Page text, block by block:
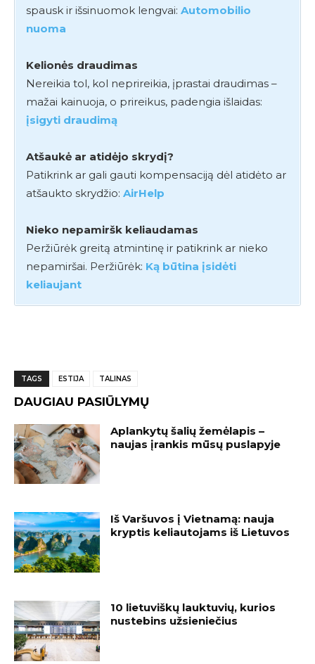
spausk ir išsinuomok lengvai: Automobilio
nuoma
Kelionės draudimas
Nereikia tol, kol neprireikia, įprastai draudimas –
mažai kainuoja, o prireikus, padengia išlaidas:
įsigyti draudimą
Atšaukė ar atidėjo skrydį?
Patikrink ar gali gauti kompensaciją dėl atidėto ar
atšaukto skrydžio: AirHelp
Nieko nepamiršk keliaudamas
Peržiūrėk greitą atmintinę ir patikrink ar nieko
nepamiršai. Peržiūrėk: Ką būtina įsidėti
keliaujant
TAGS ESTIJA TALINAS
DAUGIAU PASIŪLYMŲ
Aplankytų šalių žemėlapis –
naujas įrankis mūsų puslapyje
Iš Varšuvos į Vietnamą: nauja
kryptis keliautojams iš Lietuvos
10 lietuviškų lauktuvių, kurios
nustebins užsieniečius